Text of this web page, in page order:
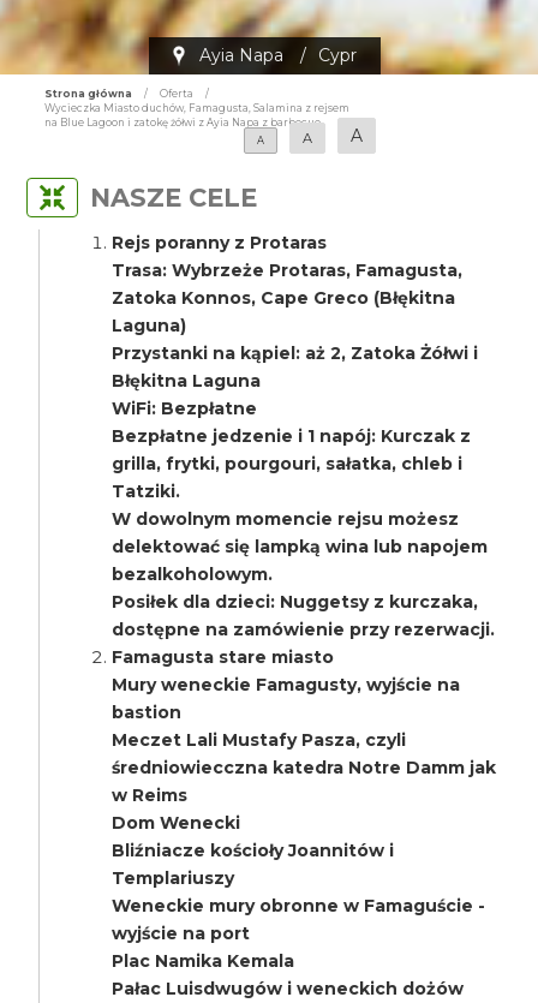
Ayia Napa / Cypr
Strona główna / Oferta
/
Wycieczka Miasto duchów, Famagusta, Salamina z rejsem
na Blue Lagoon i zatokę żółwi z Ayia Napa z barbecue
A
A A
NASZE CELE
Rejs poranny z Protaras
Trasa: Wybrzeże Protaras, Famagusta,
Zatoka Konnos, Cape Greco (Błękitna
Laguna)
Przystanki na kąpiel: aż 2, Zatoka Żółwi i
Błękitna Laguna
WiFi: Bezpłatne
Bezpłatne jedzenie i 1 napój: Kurczak z
grilla, frytki, pourgouri, sałatka, chleb i
Tatziki.
W dowolnym momencie rejsu możesz
delektować się lampką wina lub napojem
bezalkoholowym.
Posiłek dla dzieci: Nuggetsy z kurczaka,
dostępne na zamówienie przy rezerwacji.
Famagusta stare miasto
Mury weneckie Famagusty, wyjście na
bastion
Meczet Lali Mustafy Pasza, czyli
średniowiecczna katedra Notre Damm jak
w Reims
Dom Wenecki
Bliźniacze kościoły Joannitów i
Templariuszy
Weneckie mury obronne w Famaguście -
wyjście na port
Plac Namika Kemala
Pałac Luisdwugów i weneckich dożów